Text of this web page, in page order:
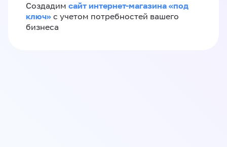
Создадим сайт интернет-магазина «под
ключ» с учетом потребностей вашего
бизнеса